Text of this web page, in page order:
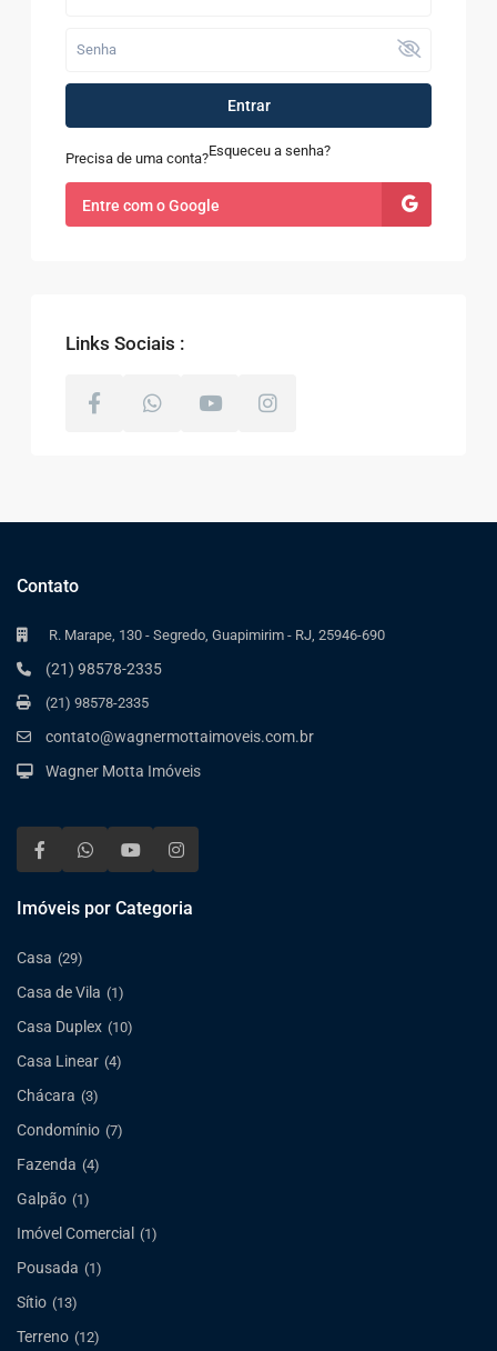
Entrar
Precisa de uma conta?Esqueceu a senha?
Entre com o Google
Links Sociais :
Contato
R. Marape, 130 - Segredo, Guapimirim - RJ, 25946-690
(21) 98578-2335
(21) 98578-2335
contato@wagnermottaimoveis.com.br
Wagner Motta Imóveis
Imóveis por Categoria
Casa (29)
Casa de Vila (1)
Casa Duplex (10)
Casa Linear (4)
Chácara (3)
Condomínio (7)
Fazenda (4)
Galpão (1)
Imóvel Comercial (1)
Pousada (1)
Sítio (13)
Terreno (12)